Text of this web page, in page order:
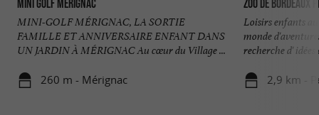
Mini Golf Mérignac
MINI-GOLF MÉRIGNAC, LA SORTIE
FAMILLE ET ANNIVERSAIRE ENFANT DANS
UN JARDIN À MÉRIGNAC Au cœur du Village ...
260 m - Mérignac
Zoo de Bordeaux
Loisirs enfants au
monde
recherche d' idées
2,9 km -